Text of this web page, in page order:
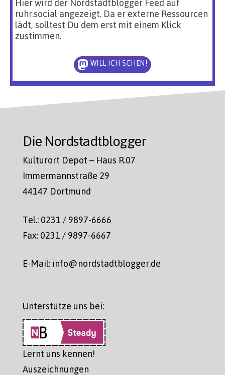
Hier wird der Nordstadtblogger Feed auf
ruhr.social angezeigt. Da er externe Ressourcen
lädt, solltest Du dem erst mit einem Klick
zustimmen.
WILL ICH SEHEN!
Die Nordstadtblogger
Kulturort Depot – Haus R.07
Immermannstraße 29
44147 Dortmund
Tel.: 0231 / 9897-6666
Fax: 0231 / 9897-6667
E-Mail: info@nordstadtblogger.de
Unterstütze uns bei:
Lernt uns kennen!
Auszeichnungen